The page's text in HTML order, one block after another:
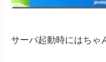
サーバ起動時にはちゃ